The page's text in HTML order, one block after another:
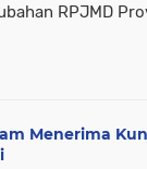
RPJMD
Menerima